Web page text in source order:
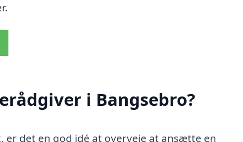
i Bangsebro?
det en god idé at overveje at ansætte en